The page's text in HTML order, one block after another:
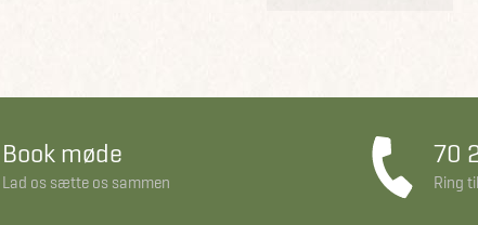
Book møde
Lad os sætte os sammen
70
Ring